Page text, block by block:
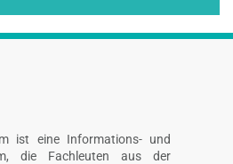
ist eine Informations- und
die Fachleuten aus der